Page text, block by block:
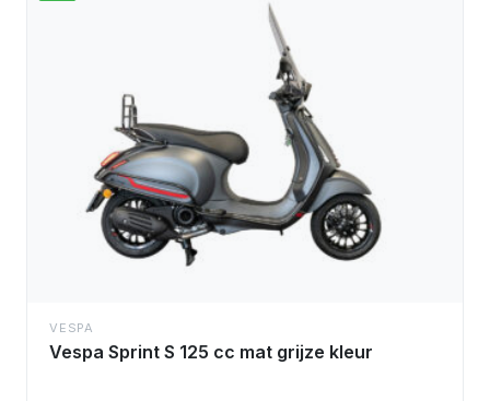
VESPA
Vespa Sprint S 125 cc mat grijze kleur